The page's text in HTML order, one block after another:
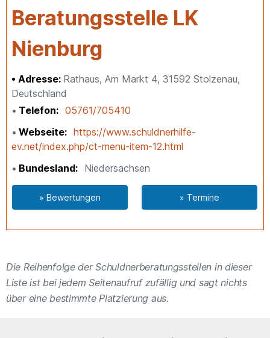
Beratungsstelle LK
Nienburg
Adresse: Rathaus, Am Markt 4, 31592 Stolzenau,
Deutschland
Telefon
05761/705410
Webseite
https://www.schuldnerhilfe-
ev.net/index.php/ct-menu-item-12.html
Bundesland
Niedersachsen
» Bewertungen » Termine
Die Reihenfolge der Schuldnerberatungsstellen in dieser
Liste ist bei jedem Seitenaufruf zufällig und sagt nichts
über eine bestimmte Platzierung aus.